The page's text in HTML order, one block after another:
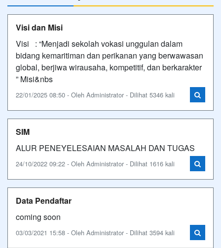
Visi dan Misi
Visi : “Menjadi sekolah vokasi unggulan dalam
bidang kemaritiman dan perikanan yang berwawasan
global, berjiwa wirausaha, kompetitif, dan berkarakter
” Misi&nbs
22/01/2025 08:50 - Oleh Administrator - Dilihat 5346 kali
SIM
ALUR PENEYELESAIAN MASALAH DAN TUGAS
24/10/2022 09:22 - Oleh Administrator - Dilihat 1616 kali
Data Pendaftar
coming soon
03/03/2021 15:58 - Oleh Administrator - Dilihat 3594 kali